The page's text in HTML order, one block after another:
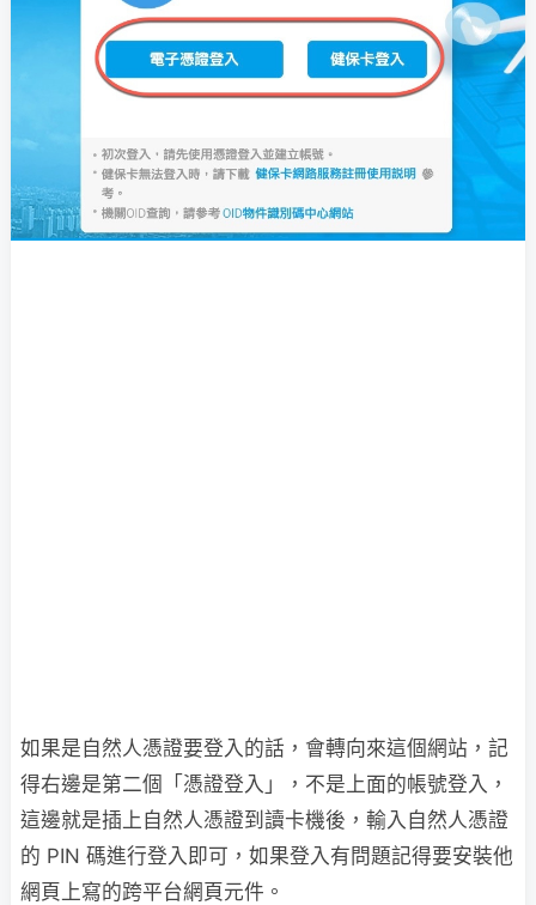
如果是自然人憑證要登入的話，會轉向來這個網站，記
得右邊是第二個「憑證登入」，不是上面的帳號登入，
這邊就是插上自然人憑證到讀卡機後，輸入自然人憑證
的 PIN 碼進行登入即可，如果登入有問題記得要安裝他
網頁上寫的跨平台網頁元件。